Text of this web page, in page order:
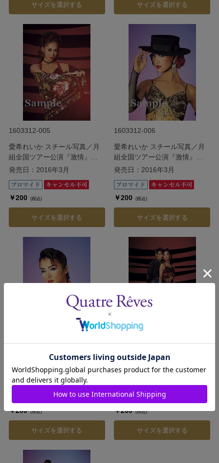
サイズを選択する サイズを選択する
1603312-005
愛希れいか スチール写真／月
組全国ツアー公演『激情』
『Apasionado（アパショナー
発売日：2016年3月
￥200 (税込)
サイズを選択する
1603312-006
愛希れいか スチール写真／月
組全国ツアー公演『激情』
『Apasionado（アパショナー
発売日：2016年3月
￥200 (税込)
サイズを選択する
1603312-007
暁千星 スチール写真／月組全
国ツアー公演『激情』
『Apasionado（アパショナー
発売日：2016年3月
￥200 (税込)
サイズを選択する
1603312-008
珠城 愛希 スチール写真／月組
全国ツアー公演『激情』
ド）!!III』
￥200 (税込)
サイズを選択する